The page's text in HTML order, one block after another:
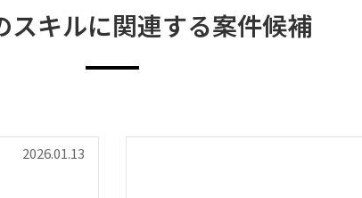
スキルに関連する案件候補
2026.01.13